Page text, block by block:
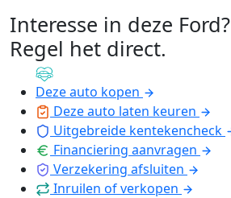
Interesse in deze Ford?
Regel het direct.
Deze auto kopen
Deze auto laten keuren
Uitgebreide kentekencheck
Financiering aanvragen
Verzekering afsluiten
Inruilen of verkopen